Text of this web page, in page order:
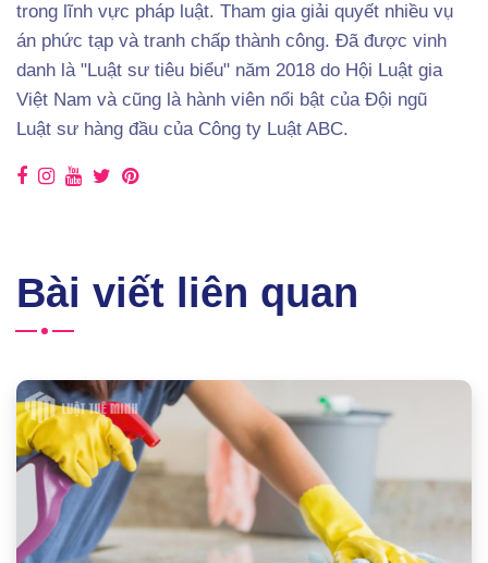
trong lĩnh vực pháp luật. Tham gia giải quyết nhiều vụ
án phức tạp và tranh chấp thành công. Đã được vinh
danh là "Luật sư tiêu biểu" năm 2018 do Hội Luật gia
Việt Nam và cũng là hành viên nổi bật của Đội ngũ
Luật sư hàng đầu của Công ty Luật ABC.
Bài viết liên quan